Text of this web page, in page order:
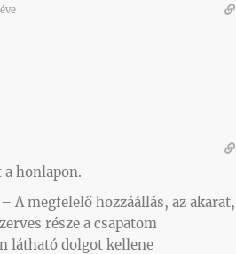
honlapon.
A megfelelő hozzáállás, az akarat,
része a csapatom
látható dolgot kellene